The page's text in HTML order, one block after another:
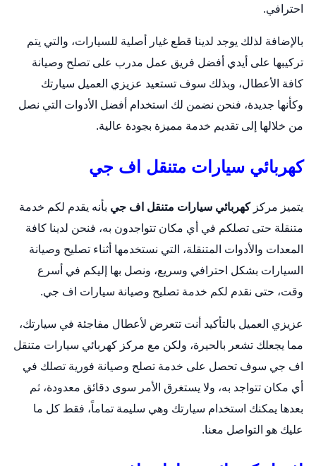
احترافي.
بالإضافة لذلك يوجد لدينا قطع غيار أصلية للسيارات، والتي يتم
تركيبها على أيدي أفضل فريق عمل مدرب على تصلح وصيانة
كافة الأعطال، وبذلك سوف تستعيد عزيزي العميل سيارتك
وكأنها جديدة، فنحن نضمن لك استخدام أفضل الأدوات التي نصل
من خلالها إلى تقديم خدمة مميزة بجودة عالية.
كهربائي سيارات متنقل اف جي
يتميز مركزكهربائي سيارات متنقل اف جي بأنه يقدم لكم خدمة
متنقلة حتى تصلكم في أي مكان تتواجدون به، فنحن لدينا كافة
المعدات والأدوات المتنقلة، التي نستخدمها أثناء تصليح وصيانة
السيارات بشكل احترافي وسريع، ونصل بها إليكم في أسرع
وقت، حتى نقدم لكم خدمة تصليح وصيانة سيارات اف جي.
عزيزي العميل بالتأكيد أنت تتعرض لأعطال مفاجئة في سيارتك،
مما يجعلك تشعر بالحيرة، ولكن مع مركز كهربائي سيارات متنقل
اف جي سوف تحصل على خدمة تصلح وصيانة فورية تصلك في
أي مكان تتواجد به، ولا يستغرق الأمر سوى دقائق معدودة، ثم
بعدها يمكنك استخدام سيارتك وهي سليمة تماماً، فقط كل ما
عليك هو التواصل معنا.